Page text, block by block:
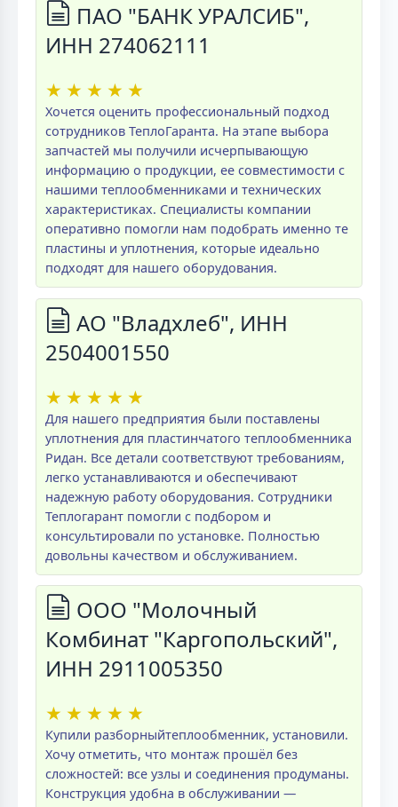
ПАО "БАНК УРАЛСИБ",
ИНН 274062111
★ ★ ★ ★ ★
Хочется оценить профессиональный подход
сотрудников ТеплоГаранта. На этапе выбора
запчастей мы получили исчерпывающую
информацию о продукции, ее совместимости с
нашими теплообменниками и технических
характеристиках. Специалисты компании
оперативно помогли нам подобрать именно те
пластины и уплотнения, которые идеально
подходят для нашего оборудования.
АО "Владхлеб", ИНН
2504001550
★ ★ ★ ★ ★
Для нашего предприятия были поставлены
уплотнения для пластинчатого теплообменника
Ридан. Все детали соответствуют требованиям,
легко устанавливаются и обеспечивают
надежную работу оборудования. Сотрудники
Теплогарант помогли с подбором и
консультировали по установке. Полностью
довольны качеством и обслуживанием.
ООО "Молочный
Комбинат "Каргопольский",
ИНН 2911005350
★ ★ ★ ★ ★
Купили разборныйтеплообменник, установили.
Хочу отметить, что монтаж прошёл без
сложностей: все узлы и соединения продуманы.
Конструкция удобна в обслуживании —